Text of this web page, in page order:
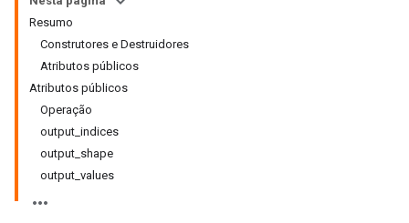
Resumo
Construtores e Destruidores
Atributos públicos
Atributos públicos
Operação
output_indices
output_shape
output_values